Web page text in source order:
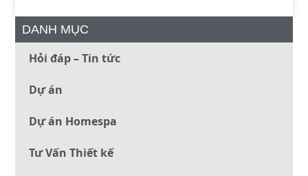
DANH MỤC
Hỏi đáp – Tin tức
Dự án
Dự án Homespa
Tư Vấn Thiết kế